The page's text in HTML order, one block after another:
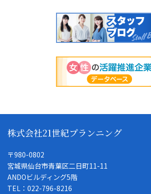
株式会社21世紀プランニング
〒980-0802
宮城県仙台市青葉区二日町11-11
ANDOビルディング5階
TEL：022-796-8216